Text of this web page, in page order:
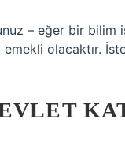
– eğer bir bilim
olacaktır.